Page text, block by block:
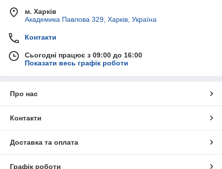
м. Харків
Академика Павлова 329, Харків, Україна
Контакти
Сьогодні працює з 09:00 до 16:00
Показати весь графік роботи
Про нас
Контакти
Доставка та оплата
Графік роботи